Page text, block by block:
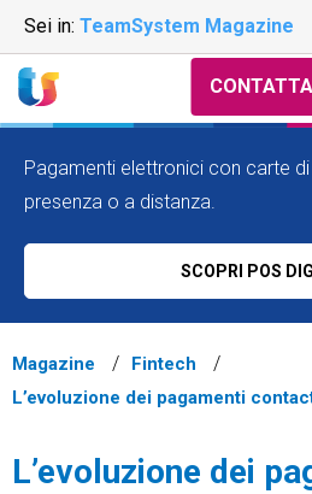
Sei in: TeamSystem Magazine
Pagamenti elettronici con carte
presenza o a distanza.
SCOPRI POS
Magazine
Fintech
L’evoluzione dei pagamenti
L’evoluzione dei